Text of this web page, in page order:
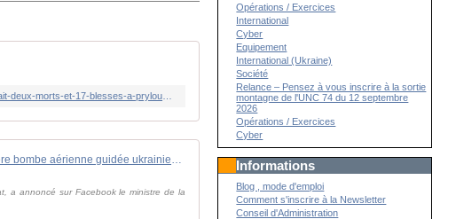
La première bombe aérienne guidée ukrainienne a terminé ses essais et est prête à être utilisée
a annoncé sur Facebook le ministre de la
Opérations / Exercices
International
Cyber
Equipement
International (Ukraine)
Société
Relance – Pensez à vous inscrire à la sortie
montagne de l'UNC 74 du 12 septembre
2026
Opérations / Exercices
Cyber
Informations
Blog , mode d'emploi
Comment s'inscrire à la Newsletter
Conseil d'Administration